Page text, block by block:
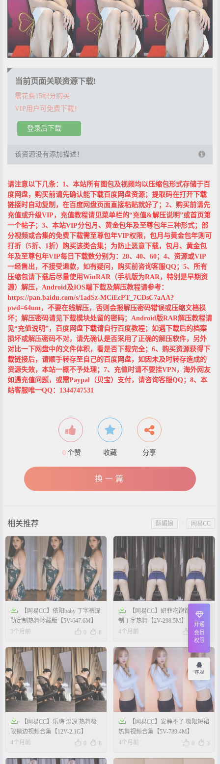
当前页面关联资源下载!
需花费15积分购买
VIP用户可免费下载！
登录后下载
该资源没有添加描述！
请注意以下几条：1、本站所有图包及视频均以压缩包形式存储于百
度网盘，购买前请先确认能下载百度网盘资源；提取码在打开下载
链接时自动复制，在百度网盘页面直接粘贴就好了；2、购买前请先
充值或升级VIP，充值教程请见菜单栏的“充值&解压说明”或首页第
一个帖子；3、本站VIP分包月、黄金包年及至尊包年三种形式；部
分视频或合集的免费下载需至尊包年VIP权限，包月与黄金包年则可
打折（5折、1折）购买该类合集；为防止恶意下载，包月、黄金包
年及至尊包年VIP每日下载数分别为：20、40、60；4、资源或VIP
一经售出，不接受退款，如有疑问，购买前咨询客服QQ；5、所有
压缩包请下载后尽量使用WinRAR（手机版为RAR，特别是早期资
源）解压，Android及IOS端下载及解压教程请参考：
https://pan.baidu.com/s/1adSz-MCiEcPT_7CDsC7aAA?
pwd=64um，不要在线解压，否则会报解压密码错误或压缩文档损
坏；解压密码请见下载模块处留的密码；Android版RAR解压教程请
见“充值说明”，百度网盘下载请自行百度教程；如遇下载后的档案
损坏或解压密码不对，请先确认是否采用了正确的解压软件，另外
对比一下网盘中的文件体积，看是否下载完全；6、购买资源获得下
载链接后，请顺手转存至自己的百度网盘，如因未及时转存造成的
资源失效，本站一概不予处理；7、充值时请不要挂VPN，海外网友
如遇充值问题，或需Paypal（贝宝）支付，请咨询客服QQ；8、本
站客服唯一QQ：1344747531
0 个赞 收藏 分享
换一篇
相关推荐 网易CC
酥媚娘

【网易CC】依阳baby 丁字裤深
勒定制热舞珍藏版【5V-647.6M】
3个月前
 0  8

【网易CC】妍菲吃饱饱 御姐定
制丁字热舞【2V-298.5M】
4个月前
 0 

【网易CC】乐嗨 温凉 热舞极
限擦边视频合集【12V-2.1G】
4个月前
 0  8

【网易CC】安静不了 极限短裙
热舞视频合集【5V-789.4M】
4个月前
 0  3
开通
会员
权限
客服